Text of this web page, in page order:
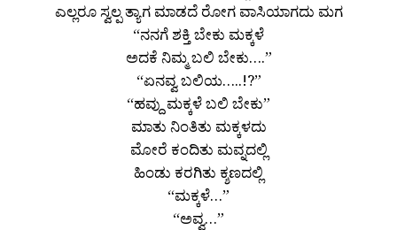
ಎಲ್ಲರೂ ಸ್ವಲ್ಪ ತ್ಯಾಗ ಮಾಡದೆ ರೋಗ ವಾಸಿಯಾಗದು ಮಗ
“ನನಗೆ ಶಕ್ತಿ ಬೇಕು ಮಕ್ಕಳೆ
ಅದಕೆ ನಿಮ್ಮ ಬಲಿ ಬೇಕು….”
“ಏನವ್ವ ಬಲಿಯ…..!?”
“ಹವ್ದು ಮಕ್ಕಳೆ ಬಲಿ ಬೇಕು”
ಮಾತು ನಿಂತಿತು ಮಕ್ಕಳದು
ಮೋರೆ ಕಂದಿತು ಮವ್ನದಲ್ಲಿ
ಹಿಂಡು ಕರಗಿತು ಕ್ಶಣದಲ್ಲಿ
“ಮಕ್ಕಳೆ…”
“ಅವ್ವ…”